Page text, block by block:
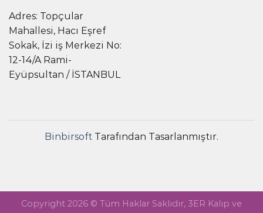
Adres: Topçular
Mahallesi, Hacı Eşref
Sokak, İzi iş Merkezi No:
12-14/A Rami-
Eyüpsultan / İSTANBUL
Binbirsoft Tarafından Tasarlanmıştır.
Copyright 2026 © Tüm Haklar Saklıdır, 3ER Kalıp ve